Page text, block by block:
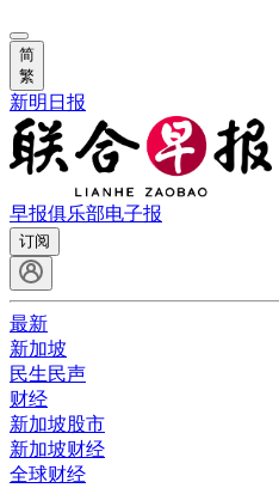
简
繁
新明日报
早报俱乐部电子报
订阅
最新
新加坡
民生民声
财经
新加坡股市
新加坡财经
全球财经